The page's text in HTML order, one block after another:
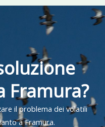
Framura?
il problema dei volatili
a Framura.